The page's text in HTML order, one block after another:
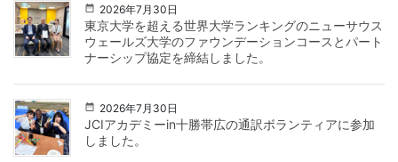
2026年7月30日
東京大学を超える世界大学ランキングのニューサウス
ウェールズ大学のファウンデーションコースとパート
ナーシップ協定を締結しました。
2026年7月30日
JCIアカデミーin十勝帯広の通訳ボランティアに参加
しました。